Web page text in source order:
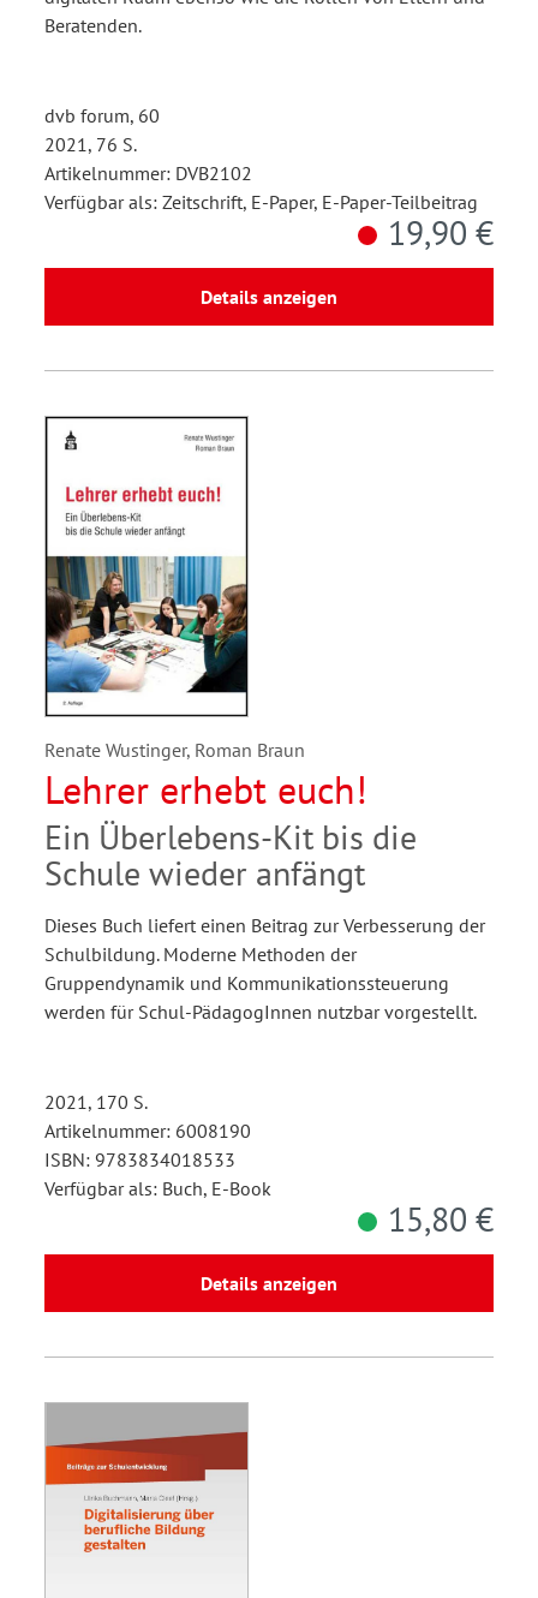
Beratenden.
dvb forum, 60
2021, 76 S.
Artikelnummer: DVB2102
Verfügbar als: Zeitschrift, E-Paper, E-Paper-Teilbeitrag
19,90 €
Details anzeigen
Renate Wustinger, Roman Braun
Lehrer erhebt euch!
Ein Überlebens-Kit bis die
Schule wieder anfängt
Dieses Buch liefert einen Beitrag zur Verbesserung der
Schulbildung. Moderne Methoden der
Gruppendynamik und Kommunikationssteuerung
werden für Schul-PädagogInnen nutzbar vorgestellt.
2021, 170 S.
Artikelnummer: 6008190
ISBN: 9783834018533
Verfügbar als: Buch, E-Book
15,80 €
Details anzeigen